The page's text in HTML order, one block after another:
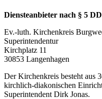
Diensteanbieter nach § 5
Ev.-luth. Kirchenkreis
Superintendentur
Kirchplatz 11
30853 Langenhagen
Der Kirchenkreis besteht aus
kirchlich-diakonischen
Superintendent Dirk Jonas.